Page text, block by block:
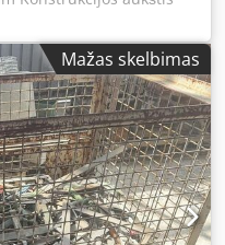
aukštis 1.010 mm
ratukai, 2 iš jų su
aprūpintas pasirinkta
paviršiui tvirtinti jau
Ad Nock
Sandėlio vieta:
Vokietijos
Mažas skelbimas